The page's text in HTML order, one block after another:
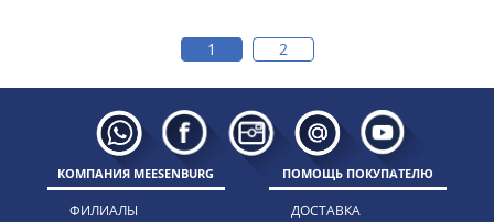
1 2
КОМПАНИЯ MEESENBURG
ФИЛИАЛЫ
ПОМОЩЬ ПОКУПАТЕЛЮ
ДОСТАВКА